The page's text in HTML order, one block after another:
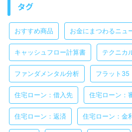
タグ
おすすめ商品 お金にまつわるニュ
キャッシュフロー計算書 テクニカ
ファンダメンタル分析 フラット35
住宅ローン：借入先 住宅ローン：
住宅ローン：返済 住宅ローン：金